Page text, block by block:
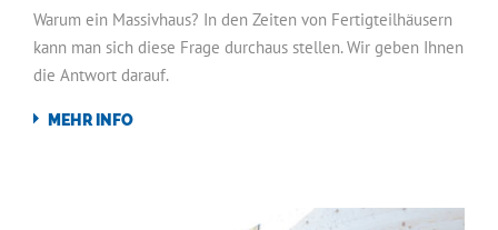
Warum ein Massivhaus? In den Zeiten von Fertigteilhäusern
kann man sich diese Frage durchaus stellen. Wir geben Ihnen
die Antwort darauf.
MEHR INFO